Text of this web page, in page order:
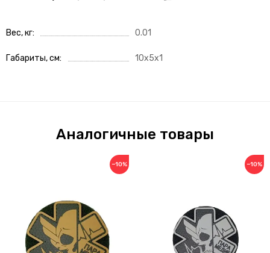
Вес, кг 0.01
Габариты, см 10x5x1
Аналогичные товары
−10% −10%